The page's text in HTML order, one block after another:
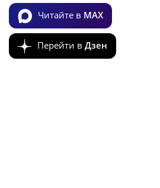
Читайте в MAX
Перейти в Дзен